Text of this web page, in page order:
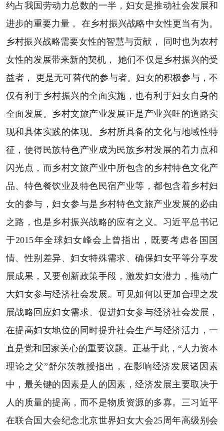
约占我国劳动力总数的一半，妇女是推动社会发展和
进步的重要力量， 在乡村振兴战略中女性更当有为。
乡村振兴战略需要女性的智慧与贡献， 同时也为农村
女性的发展带来新的契机， 她们不仅是乡村振兴的受
益者， 更是无可替代的参与者。妇女的积极参与，不
仅有利于乡村振兴的全面实施，也有利于妇女自身的
全面发展。乡村文旅产业发展正是产业兴旺的道路实
现和具体实践的体现。乡村所具备的文化与地域性特
征，使得民族特色产业成为民族乡村发展的着力点和
闪光点，而乡村文旅产业中所包含的乡村特色文化产
品、特色餐饮业及特色民宿产业等，都包含着乡村妇
女的参与，妇女参与是乡村特色文旅产业发展的必由
之路，也是乡村振兴战略的应有之义。习近平总书记
于2015年全球妇女峰会上曾指出，既要考虑各国国
情、性别差异、妇女特殊需求、确保妇女平等分享发
展成果，又要创新政策手段，激发妇女潜力，推动广
大妇女参与经济社会发展。可见如何以更加合理之发
展战略回应妇女需求、促进妇女参与经济社会发展，
在提高妇女地位的同时提升社会生产与经济活力，一
直是党和国家关心的重要议题。正基于此，“人力资本
理论之父”舒尔茨教授指出，在影响经济发展诸因素
中，最关键的因素是人的因素，经济发展主要取决于
人的质量的提高，而不是物质资源的多寡。三习近平
在联合国大会纪念北京世界妇女大会25周年高级别会